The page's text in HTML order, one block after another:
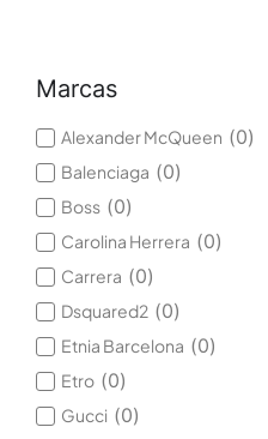
Marcas
Alexander McQueen (0)
Balenciaga (0)
Boss (0)
Carolina Herrera (0)
Carrera (0)
Dsquared2 (0)
Etnia Barcelona (0)
Etro (0)
Gucci (0)